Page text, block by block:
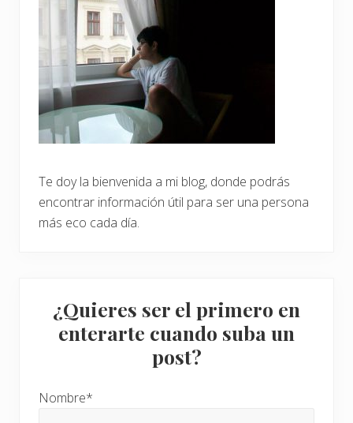
Te doy la bienvenida a mi blog, donde podrás
encontrar información útil para ser una persona
más eco cada día.
¿Quieres ser el primero en
enterarte cuando suba un
post?
Nombre*